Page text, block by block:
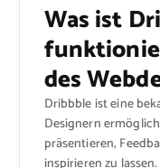
Was ist
des
Dribbble ist eine
Designern
präsentieren,